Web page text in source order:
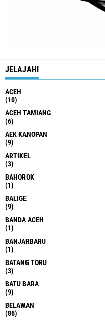
JELAJAHI
ACEH
(10)
ACEH TAMIANG
(6)
AEK KANOPAN
(9)
ARTIKEL
(3)
BAHOROK
(1)
BALIGE
(9)
BANDA ACEH
(1)
BANJARBARU
(1)
BATANG TORU
(3)
BATU BARA
(9)
BELAWAN
(86)